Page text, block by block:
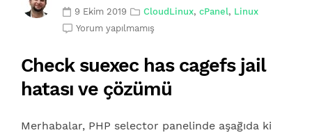
9 Ekim 2019 CloudLinux,cPanel, Linux
Yorum yapılmamış
Check suexec has cagefs jail
hatası ve çözümü
Merhabalar, PHP selector panelinde aşağıda ki